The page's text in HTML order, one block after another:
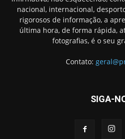
nacional, internacional,
rigorosos de informação, a
última hora, de forma rápida,
fotografias, é o seu
Contato:
SIGA-